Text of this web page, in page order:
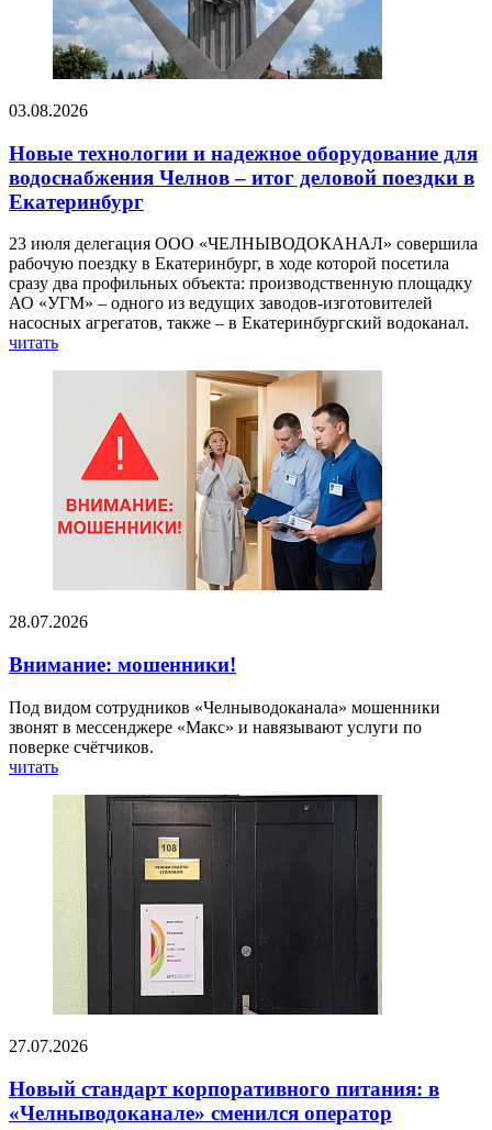
03.08.2026
Новые технологии и надежное оборудование для
водоснабжения Челнов – итог деловой поездки в
Екатеринбург
23 июля делегация ООО «ЧЕЛНЫВОДОКАНАЛ» совершила
рабочую поездку в Екатеринбург, в ходе которой посетила
сразу два профильных объекта: производственную площадку
АО «УГМ» – одного из ведущих заводов-изготовителей
насосных агрегатов, также – в Екатеринбургский водоканал.
читать
28.07.2026
Внимание: мошенники!
Под видом сотрудников «Челныводоканала» мошенники
звонят в мессенджере «Макс» и навязывают услуги по
поверке счётчиков.
читать
27.07.2026
Новый стандарт корпоративного питания: в
«Челныводоканале» сменился оператор